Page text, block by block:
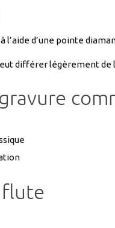
d’une pointe
différer légèrement de